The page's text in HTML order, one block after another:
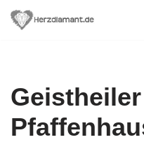
Geistheiler